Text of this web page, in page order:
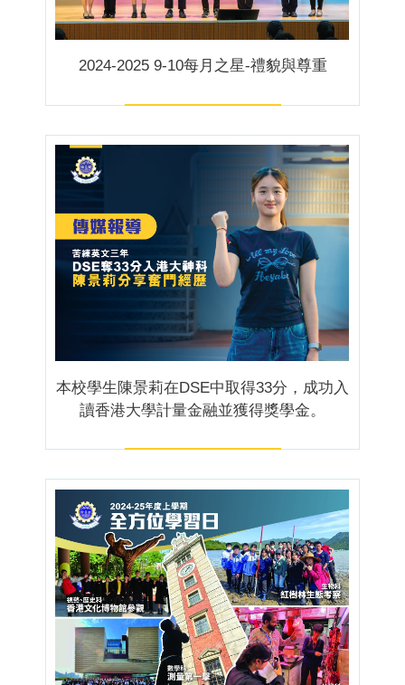
2024-2025 9-10每月之星-禮貌與尊重
本校學生陳景莉在DSE中取得33分，成功入
讀香港大學計量金融並獲得獎學金。